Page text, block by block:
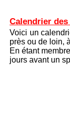
Calendrier
Voici un
près ou de loin,
En étant
jours avant un